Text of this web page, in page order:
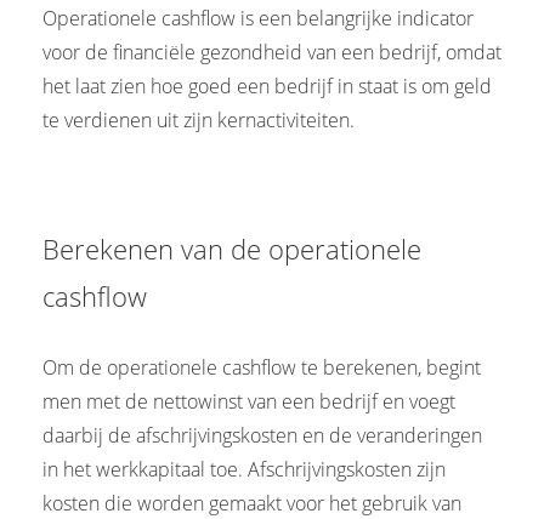
Operationele cashflow is een belangrijke indicator
voor de financiële gezondheid van een bedrijf, omdat
het laat zien hoe goed een bedrijf in staat is om geld
te verdienen uit zijn kernactiviteiten.
Berekenen van de operationele
cashflow
Om de operationele cashflow te berekenen, begint
men met de nettowinst van een bedrijf en voegt
daarbij de afschrijvingskosten en de veranderingen
in het werkkapitaal toe. Afschrijvingskosten zijn
kosten die worden gemaakt voor het gebruik van
gebruikt
te
de
Hierdoor
van